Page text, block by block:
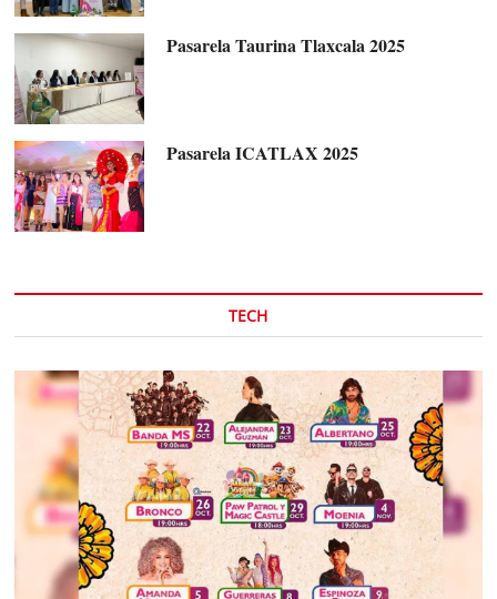
Pasarela Taurina Tlaxcala 2025
Pasarela ICATLAX 2025
TECH